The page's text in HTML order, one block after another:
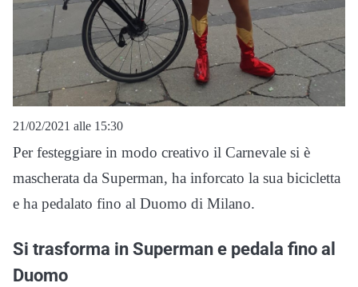
21/02/2021 alle 15:30
Per festeggiare in modo creativo il Carnevale si è
mascherata da Superman, ha inforcato la sua bicicletta
e ha pedalato fino al Duomo di Milano.
Si trasforma in Superman e pedala fino al
Duomo